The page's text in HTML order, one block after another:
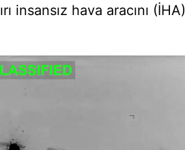
insansız hava aracını (İHA)